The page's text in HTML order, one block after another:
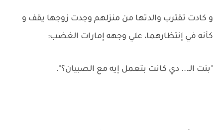
و كادت تقترب والدتها من منزلهم وجدت زوجها يقف و
كأنه في إنتظارهما، علي وجهه إمارات الغضب:
"بنت الـ... دي كانت بتعمل إيه مع الصبيان؟".